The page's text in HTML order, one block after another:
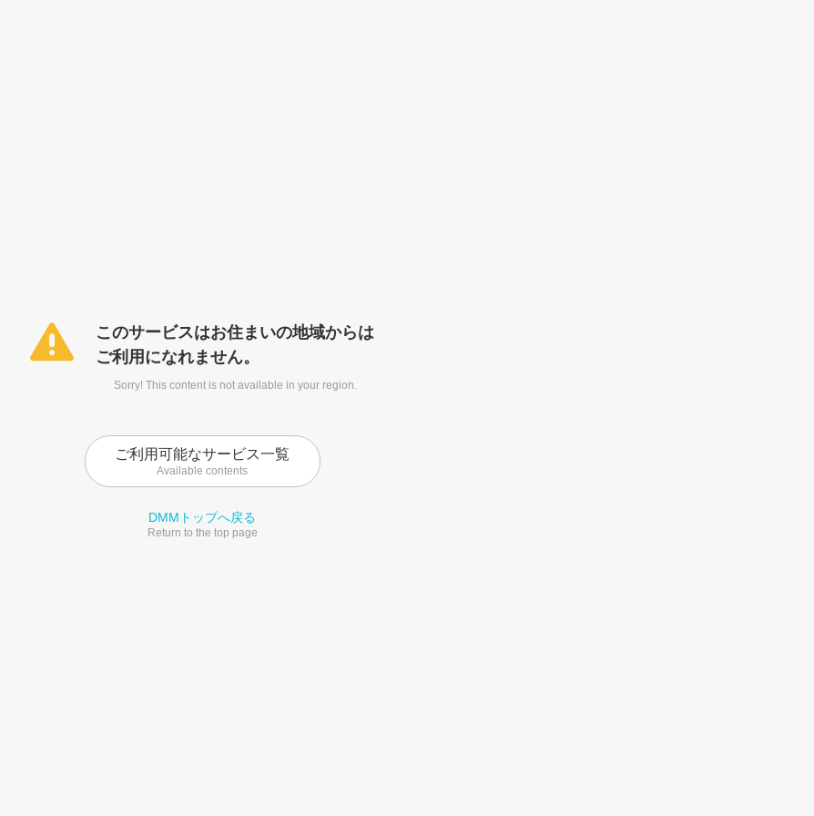
このサービスはお住まいの地域からは
ご利用になれません。
Sorry! This content is not available in your region.
ご利用可能なサービス一覧
Available contents
DMMトップへ戻る
Return to the top page